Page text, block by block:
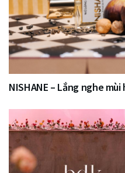
NISHANE – Lắng nghe